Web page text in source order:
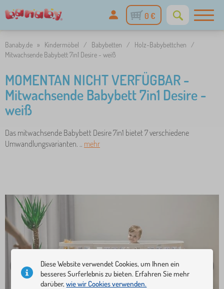
0 €
Banaby.de » Kindermöbel / Babybetten / Holz-Babybettchen
/
Mitwachsende Babybett 7in1 Desire - weiß
MOMENTAN NICHT VERFÜGBAR -
Mitwachsende Babybett 7in1 Desire -
weiß
Das mitwachsende Babybett Desire 7in1 bietet 7 verschiedene
Umwandlungsvarianten. .. mehr
Diese Website verwendet Cookies, um Ihnen ein
besseres Surferlebnis zu bieten. Erfahren Sie mehr
darüber,wie wir Cookies verwenden.